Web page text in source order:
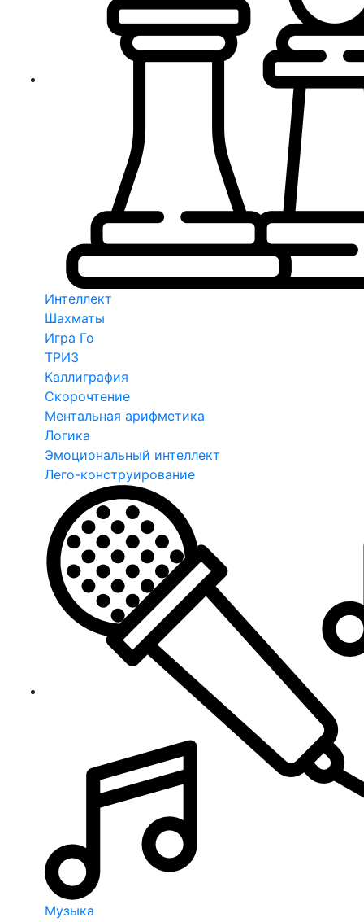
Интеллект
Шахматы
Игра Го
ТРИЗ
Каллиграфия
Скорочтение
Ментальная арифметика
Логика
Эмоциональный интеллект
Лего-конструирование
Музыка